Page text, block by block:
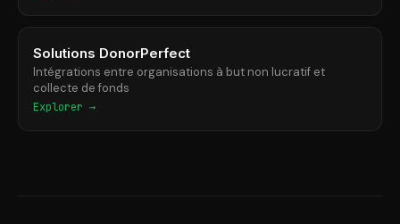
Solutions DonorPerfect
Intégrations entre organisations à but non lucratif et
collecte de fonds
Explorer →